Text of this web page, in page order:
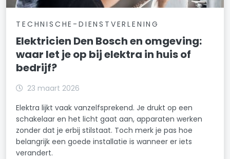
TECHNISCHE-DIENSTVERLENING
Elektricien Den Bosch en omgeving:
waar let je op bij elektra in huis of
bedrijf?
23 maart 2026
Elektra lijkt vaak vanzelfsprekend. Je drukt op een
schakelaar en het licht gaat aan, apparaten werken
zonder dat je erbij stilstaat. Toch merk je pas hoe
belangrijk een goede installatie is wanneer er iets
verandert.